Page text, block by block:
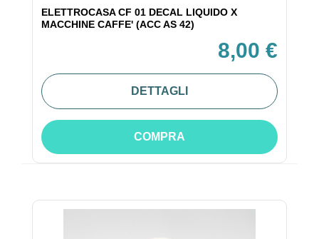
ELETTROCASA CF 01 DECAL LIQUIDO X
MACCHINE CAFFE' (ACC AS 42)
8,00 €
DETTAGLI
COMPRA